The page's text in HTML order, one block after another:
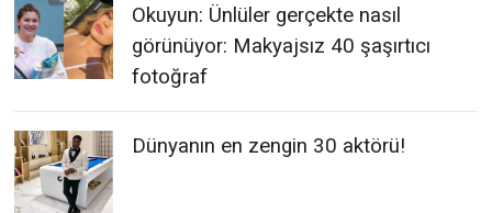
Okuyun: Ünlüler gerçekte nasıl
görünüyor: Makyajsız 40 şaşırtıcı
fotoğraf
Dünyanın en zengin 30 aktörü!